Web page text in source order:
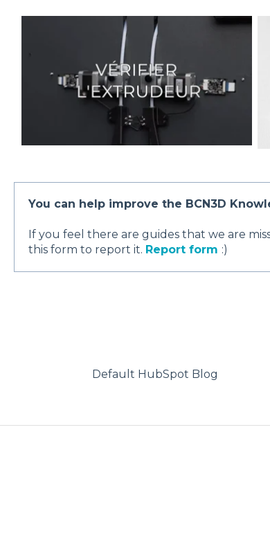
You can help improve the BCN3D
If you feel there are guides that we are
this form to report it. Report form :)
Default HubSpot Blog